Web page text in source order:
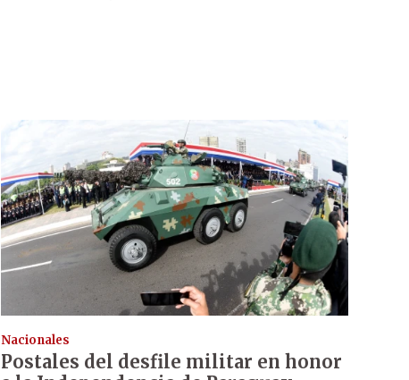
Nacionales
Postales del desfile militar en honor